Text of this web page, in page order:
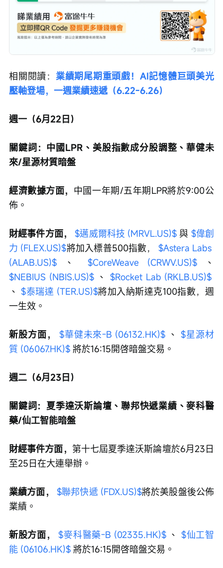
相關閱讀： 業績期尾期重頭戲！AI記憶體巨頭美光
壓軸登場，一週業績速遞（6.22-6.26）
週一（6月22日）
關鍵詞：中國LPR、美股指數成分股調整、華健未
來/星源材質暗盤
經濟數據方面， 中國一年期/五年期LPR將於9:00公
佈。
財經事件方面， $邁威爾科技 (MRVL.US)$ 與 $偉創
力 (FLEX.US)$將加入標普500指數， $Astera Labs
(ALAB.US)$ 、 $CoreWeave (CRWV.US)$ 、
$NEBIUS (NBIS.US)$ 、 $Rocket Lab (RKLB.US)$
、 $泰瑞達 (TER.US)$將加入納斯達克100指數，週
一生效。
新股方面， $華健未來-B (06132.HK)$ 、 $星源材
質 (06067.HK)$ 將於16:15開啓暗盤交易。
週二（6月23日）
關鍵詞：夏季達沃斯論壇、聯邦快遞業績、麥科醫
藥/仙工智能暗盤
財經事件方面， 第十七屆夏季達沃斯論壇於6月23日
至25日在大連舉辦。
業績方面， $聯邦快遞 (FDX.US)$將於美股盤後公佈
業績。
新股方面， $麥科醫藥-B (02335.HK)$ 、 $仙工智
能 (06106.HK)$ 將於16:15開啓暗盤交易。